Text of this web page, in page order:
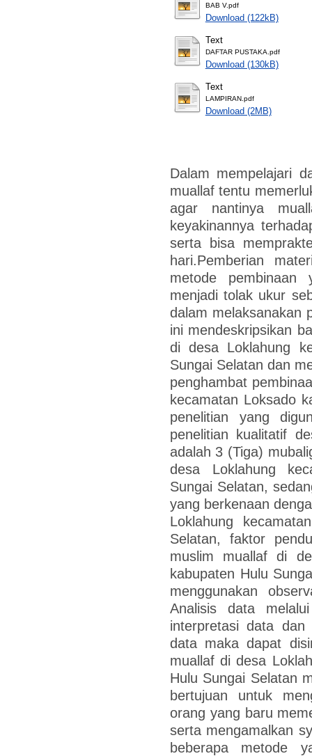
BAB V.pdf
Download (122kB)
Text
DAFTAR PUSTAKA.pdf
Download (130kB)
Text
LAMPIRAN.pdf
Download (2MB)
Dalam mempelajari
muallaf tentu
agar nantinya
keyakinannya
serta bisa
hari.Pemberian
metode pembinaan
menjadi tolak ukur
dalam melaksanakan
ini mendeskripsikan
di desa Loklahung
Sungai Selatan dan
penghambat
kecamatan Loksado
penelitian yang
penelitian kualitatif
adalah 3 (Tiga)
desa Loklahung
Sungai Selatan,
yang berkenaan
Loklahung
Selatan, faktor
muslim muallaf di
kabupaten Hulu
menggunakan
Analisis data
interpretasi data dan
data maka dapat
muallaf di desa
Hulu Sungai Selatan
bertujuan untuk
orang yang baru
serta mengamalkan
beberapa metode